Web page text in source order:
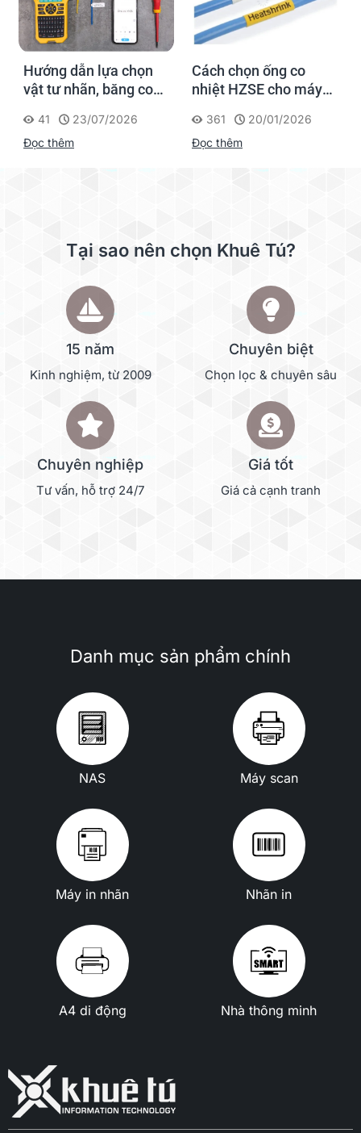
Hướng dẫn lựa chọn
vật tư nhãn, băng co
Supvan G15M Pro
41
23/07/2026
Đọc thêm
Cách chọn ống co
nhiệt HZSE cho máy in
361
20/01/2026
Đọc thêm
Tại sao nên chọn Khuê Tú?
15 năm
Kinh nghiệm, từ 2009
Chuyên biệt
Chọn lọc & chuyên sâu
Chuyên nghiệp
Tư vấn, hỗ trợ 24/7
Giá tốt
Giá cả cạnh tranh
Danh mục sản phẩm chính
NAS Máy scan
Máy in nhãn Nhãn in
A4 di động Nhà thông minh